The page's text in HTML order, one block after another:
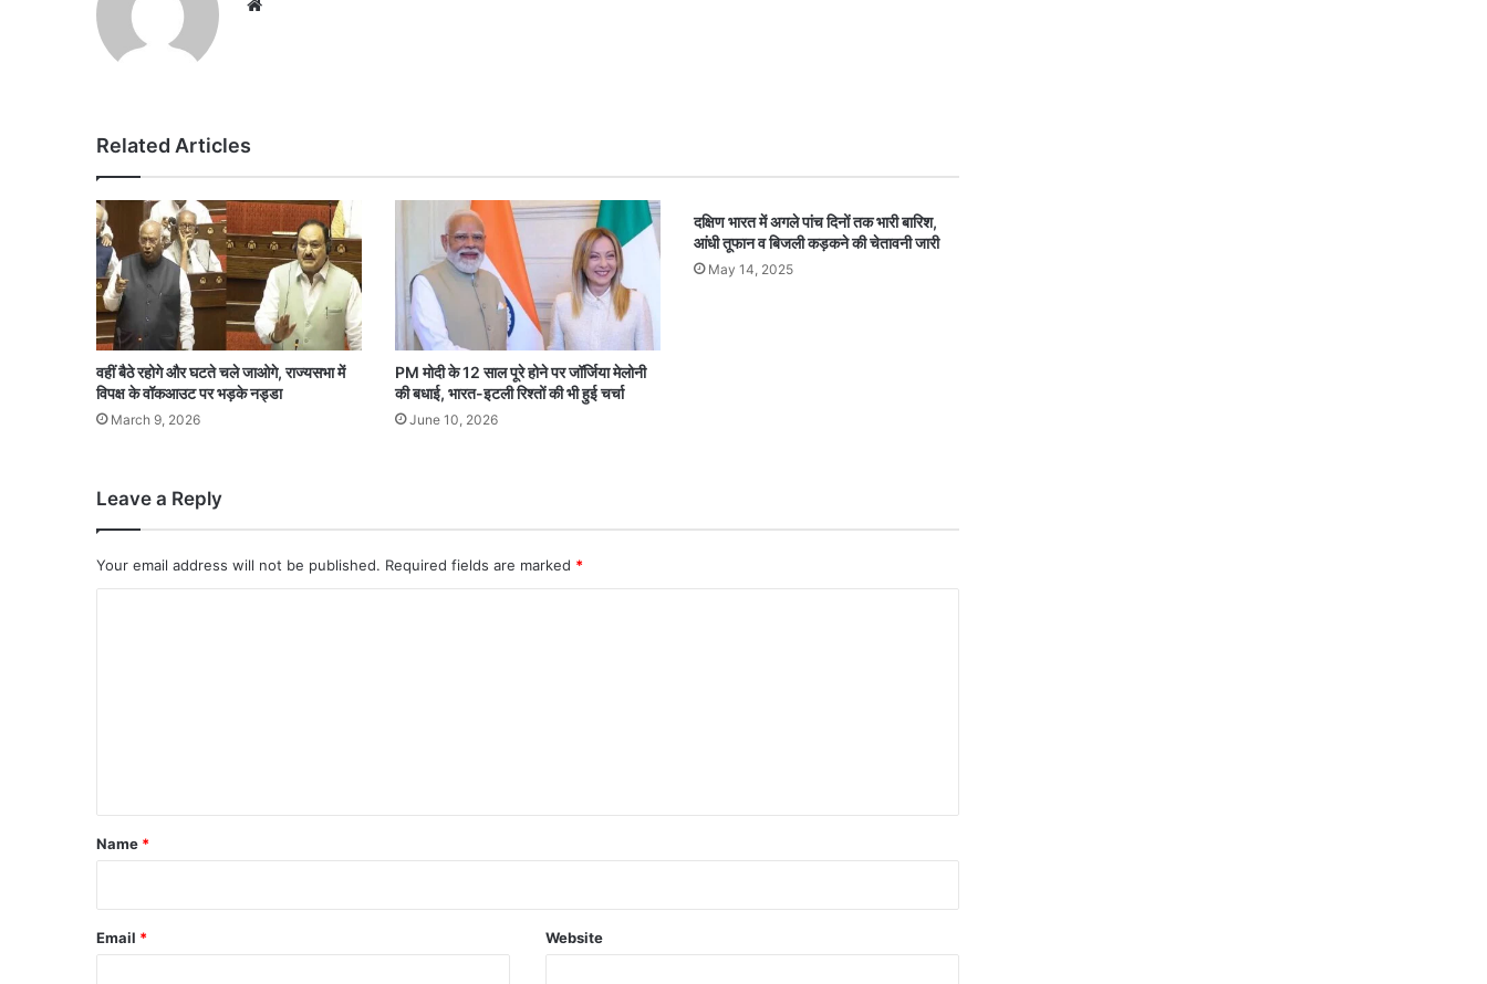
Related Articles
वहीं बैठे रहोगे और घटते चले जाओगे, राज्यसभा में
विपक्ष के वॉकआउट पर भड़के नड्डा
March 9, 2026
PM मोदी के 12 साल पूरे होने पर जॉर्जिया मेलोनी
की बधाई, भारत-इटली रिश्तों की भी हुई चर्चा
June 10, 2026
दक्षिण भारत में अगले पांच दिनों तक भारी बारिश,
आंधी तूफान व बिजली कड़कने की चेतावनी जारी
May 14, 2025
Leave a Reply
Your email address will not be published. Required fields are marked *
*
Name *
Email * Website